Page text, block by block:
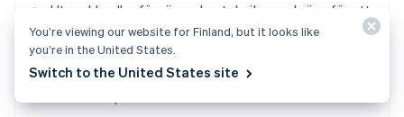
Utveckla eller förvärva den teknik som krävs för att
stödja din Issuing-produkt. Detta kan omfatta
korthanteringssystem, kundtjänstverktyg,
mekanismer för förebyggande av bedrägerier eller
You’re viewing our website for Finland, but it looks like
you’re in the United States.
Switch to the United States site